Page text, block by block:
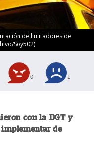
de limitadores de
Soy502)
0 1
con la DGT y
de